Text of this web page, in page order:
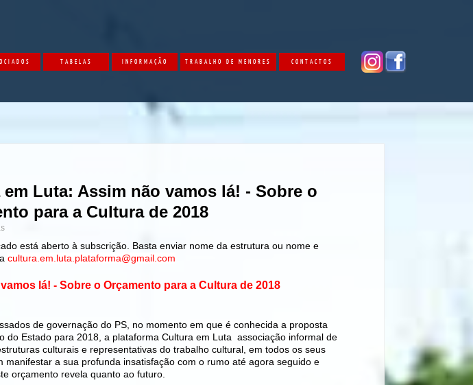
TABELAS INFORMAÇÃO TRABALHO DE MENORES CONTACTOS
Luta: Assim não vamos lá! - Sobre o
para a Cultura de 2018
está aberto à subscrição. Basta enviar nome da estrutura ou nome e
cultura.em.luta.plataforma@gmail.com
lá! - Sobre o Orçamento para a Cultura de 2018
de governação do PS, no momento em que é conhecida a proposta
do Estado para 2018, a plataforma Cultura em Luta  associação informal de
culturais e representativas do trabalho cultural, em todos os seus
manifestar a sua profunda insatisfação com o rumo até agora seguido e
orçamento revela quanto ao futuro.